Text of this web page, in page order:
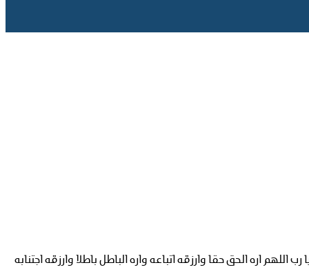
اره الحق حقا وارزقه اتباعه واره الباطل باطلا وارزقه اجتنابه